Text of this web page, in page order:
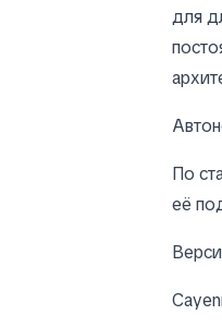
для
По
её